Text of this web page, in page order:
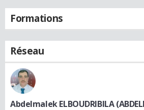
Formations
Réseau
Abdelmalek ELBOUDRIBILA